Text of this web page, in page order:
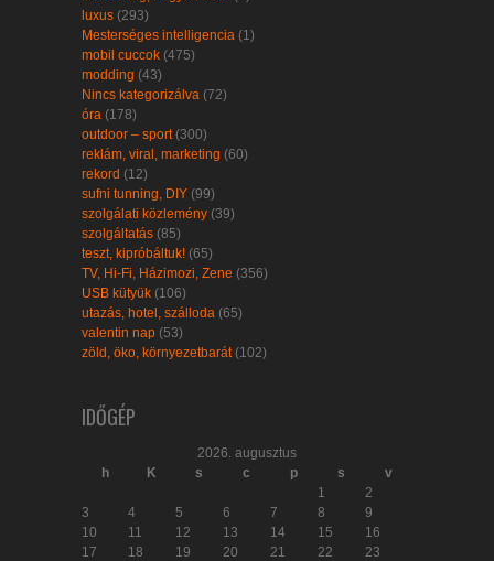
luxus (293)
Mesterséges intelligencia (1)
mobil cuccok (475)
modding (43)
Nincs kategorizálva (72)
óra (178)
outdoor – sport(300)
reklám, viral, marketing (60)
rekord (12)
sufni tunning, DIY (99)
szolgálati közlemény (39)
szolgáltatás (85)
teszt, kipróbáltuk! (65)
TV, Hi-Fi, Házimozi, Zene (356)
USB kütyük (106)
utazás, hotel, szálloda (65)
valentin nap (53)
zöld, öko, környezetbarát(102)
IDŐGÉP
2026. augusztus
h
K s c p s
v
1
2
3
4 5 6 7 8
9
10
11 12 13 14 15
16
17
18 19 20 21 22
23